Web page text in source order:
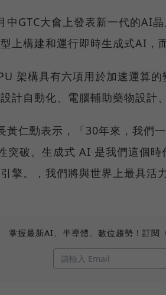
中GTC大會上發表新一代的AI
上構建和運行即時生成式AI，
架構具有六項用於加速運算
計自動化、電腦輔助藥物設計
黃仁勳表示，「30年來，我們
突破。生成式 AI 是我們這個
擎。，我們將與世界上最具活
掌握最新AI、半導體、數位趨勢！訂閱